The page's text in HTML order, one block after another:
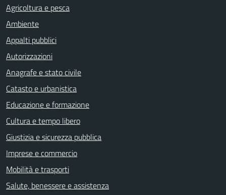
Agricoltura e pesca
Ambiente
Appalti pubblici
Autorizzazioni
Anagrafe e stato civile
Catasto e urbanistica
Educazione e formazione
Cultura e tempo libero
Giustizia e sicurezza pubblica
Imprese e commercio
Mobilità e trasporti
Salute, benessere e assistenza